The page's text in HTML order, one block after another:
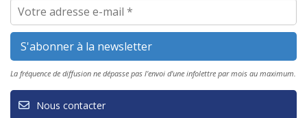
La fréquence de diffusion ne dépasse pas l'envoi d'une infolettre par mois au maximum.
Nous contacter